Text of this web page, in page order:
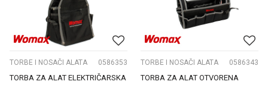
TORBE I NOSAČI ALATA 0586353
TORBA ZA ALAT ELEKTRIČARSKA
TORBE I NOSAČI ALATA 0586343
TORBA ZA ALAT OTVORENA